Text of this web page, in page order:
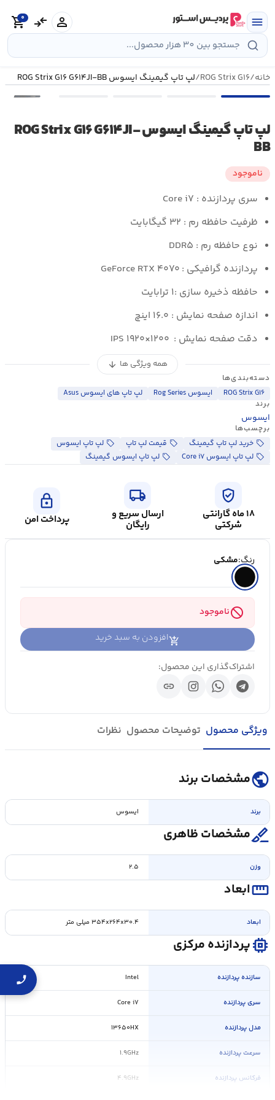
به
محتوا
menu
person
compare_arrows
shopping_cart
0
خانه/ROG Strix G۱۶/لپ تاپ گیمینگ ایسوس ROG Strix G۱۶ G۶۱۴JI-BB
•••
لپ تاپ گیمینگ ایسوس ROG Strix G۱۶ G۶۱۴JI-
BB
ناموجود
سری پردازنده : Core i۷
ظرفیت حافظه رم : ۳۲ گیگابایت
نوع حافظه رم : DDR۵
پردازنده گرافیکی : GeForce RTX ۴۰۷۰
حافظه ذخیره سازی :۱ ترابایت
اندازه صفحه نمایش : ۱۶.۰ اینچ
دقت صفحه نمایش : IPS ۱۹۲۰×۱۲۰۰
همه ویژگی ها arrow_downward
دسته‌بندی‌ها
ROG Strix G۱۶
ایسوس Rog Series
لپ تاپ های ایسوس Asus
برند
ایسوس
برچسب‌ها
خرید لپ تاپ گیمینگ
قیمت لپ تاپ
لپ تاپ ایسوس
لپ تاپ ایسوس Core i۷
لپ تاپ ایسوس گیمینگ
verified_user
۱۸ ماه گارانتی
شرکتی
local_shipping
ارسال سریع و
رایگان
lock
پرداخت امن
رنگ:مشکی
blockناموجود
افزودن به سبد خرید
اشتراک‌گذاری این محصول:
link
ویژگی محصول توضیحات محصول نظرات
publicمشخصات برند
برند ایسوس
surgicalمشخصات ظاهری
وزن ۲.۵
straightenابعاد
ابعاد ۳۵۴x۲۶۴x۳۰.۴ میلی متر
memoryپردازنده مرکزی
سازنده پردازنده Intel
سری پردازنده Core i۷
مدل پردازنده ۱۳۶۵۰HX
سرعت پردازنده ۱.۹GHz
فرکانس پردازنده ۴.۹GHz